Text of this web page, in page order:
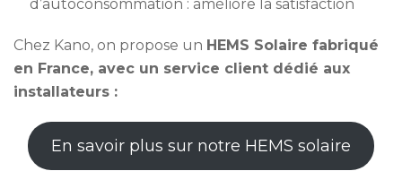
d’autoconsommation : améliore la satisfaction
Chez Kano, on propose un HEMS Solaire fabriqué
en France, avec un service client dédié aux
installateurs :
En savoir plus sur notre HEMS solaire